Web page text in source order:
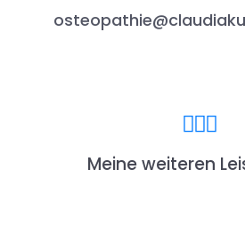
Meine weiteren